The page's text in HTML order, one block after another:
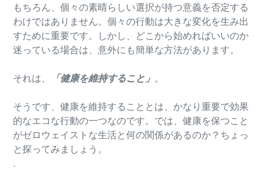
もちろん、個々の素晴らしい選択が持つ意義を否定する
わけではありません。個々の行動は大きな変化を生み出
すために重要です。しかし、どこから始めればいいのか
迷っている場合は、意外にも簡単な方法があります。
それは、 「健康を維持すること」 。
そうです、健康を維持することとは、かなり重要で効果
的なエコな行動の一つなのです。では、健康を保つこと
がゼロウェイストな生活と何の関係があるのか？ちょっ
と探ってみましょう。
.